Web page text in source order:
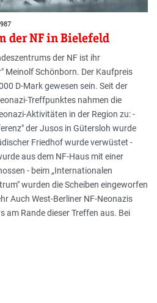
der NF in Bielefeld
der NF ist ihr
Meinolf Schönborn. Der Kaufpreis
D-Mark gewesen sein. Seit der
Treffpunktes nahmen die
Aktivitäten in der Region zu: -
der Jusos in Gütersloh wurde
Friedhof wurde verwüstet -
aus dem NF-Haus mit einer
- beim „Internationalen
wurden die Scheiben eingeworfen
Auch West-Berliner NF-Neonazis
am Rande dieser Treffen aus. Bei